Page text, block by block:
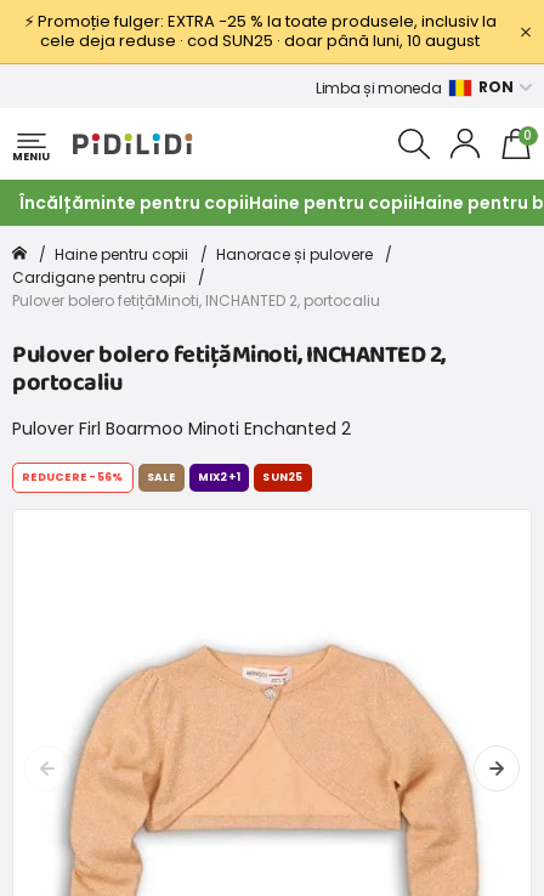
⚡ Promoție fulger: EXTRA −25 % la toate produsele, inclusiv la
cele deja reduse · cod SUN25 · doar până luni, 10 august
Limba și moneda RON
MENIU
0
Încălțăminte pentru copiiHaine pentru copiiHaine pentru
Haine pentru copii
Hanorace și pulovere
Cardigane pentru copii
Pulover bolero fetițăMinoti, INCHANTED 2, portocaliu
Pulover bolero fetițăMinoti, INCHANTED 2,
portocaliu
Pulover Firl Boarmoo Minoti Enchanted 2
REDUCERE -56% SALE MIX2+1 SUN25